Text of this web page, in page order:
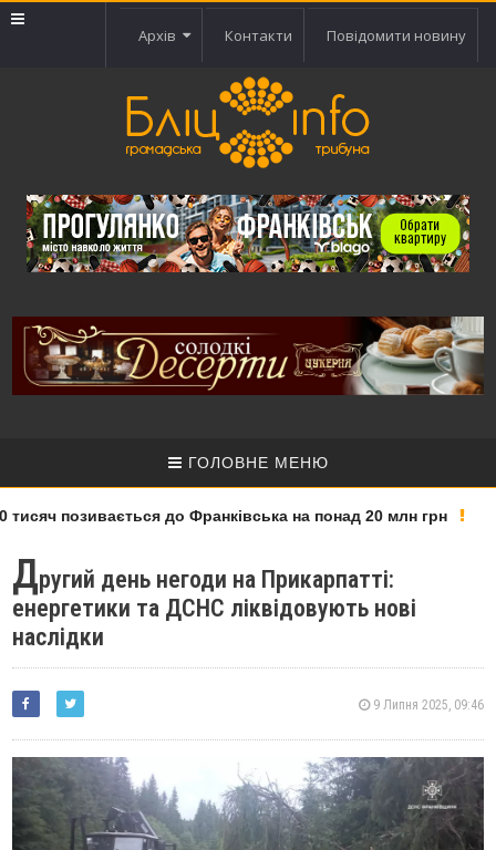
Архів Контакти Повідомити новину
ГОЛОВНЕ МЕНЮ
позивається до Франківська на понад 20 млн грн
Другий день негоди на Прикарпатті:
енергетики та ДСНС ліквідовують нові
наслідки
9 Липня 2025, 09:46